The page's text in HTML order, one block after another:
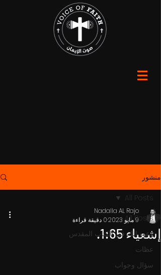
منشور
All Posts
وعود الله في الكتاب المقدس
عظات
سؤال وجواب
All Posts
إشعياء 1:65.
Nadalla AL Rajo
9 مايو 2023
0 دقيقة قراءة